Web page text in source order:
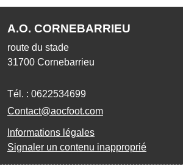
A.O. CORNEBARRIEU
route du stade
31700 Cornebarrieu
Tél. : 0622534699
Contact@aocfoot.com
Informations légales
Signaler un contenu inapproprié